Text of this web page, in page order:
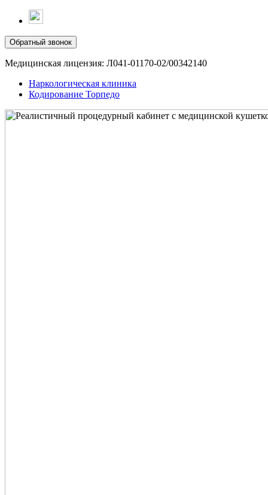
Обратный звонок
Медицинская лицензия: Л041-01170-02/00342140
Наркологическая клиника
Кодирование Торпедо